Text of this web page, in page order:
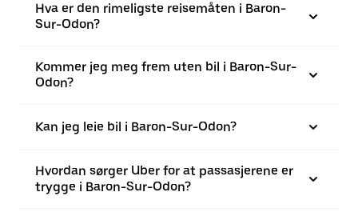
Hva er den rimeligste reisemåten i Baron-
Sur-Odon?
Kommer jeg meg frem uten bil i Baron-Sur-
Odon?
Kan jeg leie bil i Baron-Sur-Odon?
Hvordan sørger Uber for at passasjerene er
trygge i Baron-Sur-Odon?